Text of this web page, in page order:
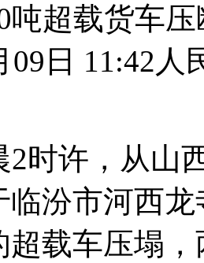
吨超载货车
09日 11:42 人
2时许，从山
临汾市河西
超载车压塌